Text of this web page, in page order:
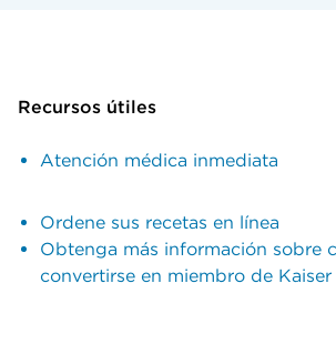
Recursos útiles
Atención médica inmediata
Ordene sus recetas en línea
Obtenga más información sobre
convertirse en miembro de